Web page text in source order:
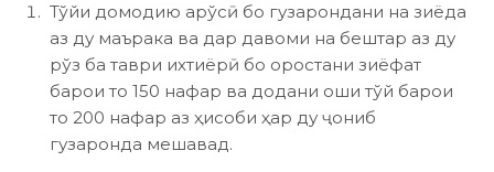
Тўйи домодию арўсӣ бо гузарондани на зиёда
аз ду маърака ва дар давоми на бештар аз ду
рўз ба таври ихтиёрӣ бо оростани зиёфат
барои то 150 нафар ва додани оши тўй барои
то 200 нафар аз ҳисоби ҳар ду ҷониб
гузаронда мешавад.